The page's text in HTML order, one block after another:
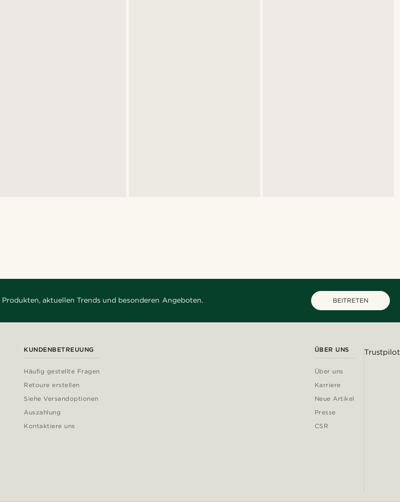
aktuellen Trends und besonderen Angeboten. BEITRETEN
KUNDENBETREUUNG
Häufig gestellte Fragen
Retoure erstellen
Siehe Versandoptionen
Auszahlung
Kontaktiere uns
ÜBER UNS
Über uns
Karriere
Neue Artikel
Presse
CSR
Trustpilot